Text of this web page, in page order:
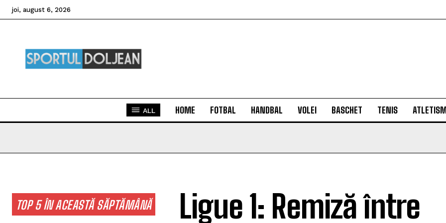
joi, august 6, 2026
ALL HOME FOTBAL HANDBAL VOLEI BASCHET TENIS
TOP 5 ÎN ACEASTĂ SĂPTĂMÂNĂ
Ligue 1: Remiză între